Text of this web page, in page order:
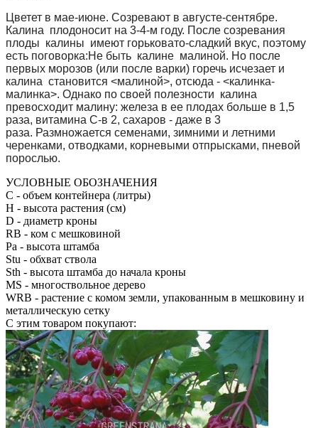
Цветет в мае-июне. Созревают в августе-сентябре.
Калина плодоносит на 3-4-м году. После созревания
плоды калины имеют горьковато-сладкий вкус, поэтому
есть поговорка:Не быть калине малиной. Но после
первых морозов (или после варки) горечь исчезает и
калина становится <малиной>, отсюда - <калинка-
малинка>. Однако по своей полезности калина
превосходит малину: железа в ее плодах больше в 1,5
раза, витамина С-в 2, сахаров - даже в 3
раза. Размножается семенами, зимними и летними
черенками, отводками, корневыми отпрысками, пневой
порослью.
УСЛОВНЫЕ ОБОЗНАЧЕНИЯ
С - объем контейнера (литры)
H - высота растения (см)
D - диаметр кроны
RB - ком с мешковиной
Pa - высота штамба
Stu - обхват ствола
Sth - высота штамба до начала кроны
MS - многоствольное дерево
WRB - растение с комом земли, упакованным в мешковину и
металлическую сетку
С этим товаром покупают: